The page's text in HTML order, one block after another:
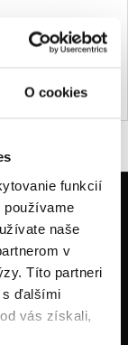
O cookies
funkcií
používame
naše
v
Títo partneri
s ďalšími
vás získali,
Do košíka
sa a
a
Odoberať